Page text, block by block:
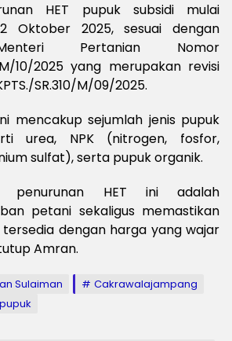
HET pupuk subsidi mulai
Oktober 2025, sesuai dengan
Pertanian Nomor
M/10/2025 yang merupakan revisi
SR.310/M/09/2025.
mencakup sejumlah jenis pupuk
urea, NPK (nitrogen, fosfor,
sulfat), serta pupuk organik.
penurunan HET ini adalah
petani sekaligus memastikan
dengan harga yang wajar
Amran.
Sulaiman
Cakrawalajampang
pupuk